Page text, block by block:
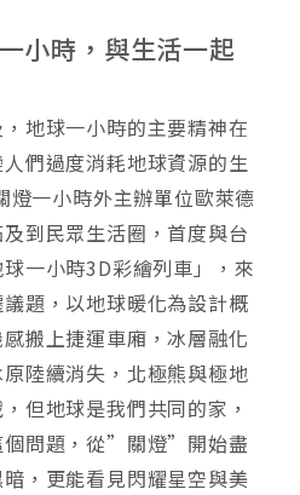
小時，與生活一起
地球一小時的主要精神在
們過度消耗地球資源的生
燈一小時外主辦單位歐萊德
到民眾生活圈，首度與台
一小時3D彩繪列車」，來
題，以地球暖化為設計概
搬上捷運車廂，冰層融化
陸續消失，北極熊與極地
但地球是我們共同的家，
個問題，從”關燈”開始盡
，更能看見閃耀星空與美